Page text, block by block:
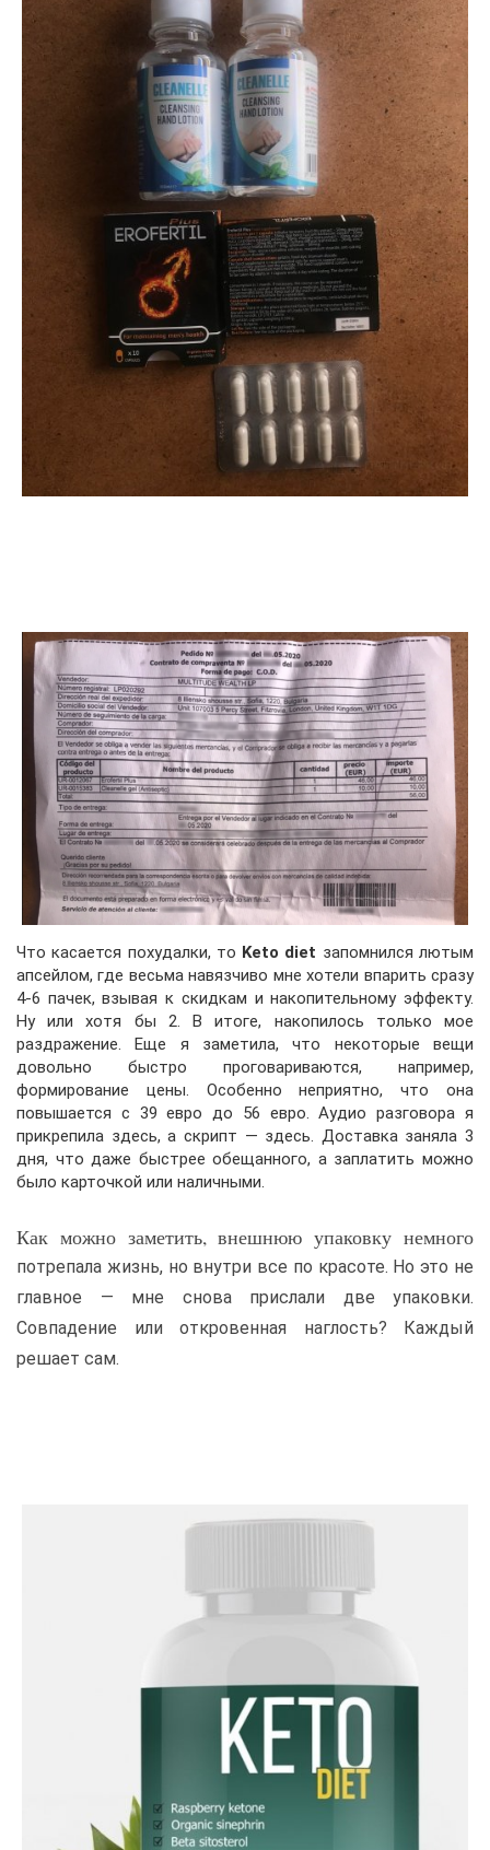
Что касается похудалки, то Keto diet запомнился лютым
апсейлом, где весьма навязчиво мне хотели впарить сразу
4-6 пачек, взывая к скидкам и накопительному эффекту.
Ну или хотя бы 2. В итоге, накопилось только мое
раздражение. Еще я заметила, что некоторые вещи
довольно быстро проговариваются, например,
формирование цены. Особенно неприятно, что она
повышается с 39 евро до 56 евро. Аудио разговора я
прикрепила здесь, а скрипт — здесь. Доставка заняла 3
дня, что даже быстрее обещанного, а заплатить можно
было карточкой или наличными.
Как можно заметить, внешнюю упаковку немного
потрепала жизнь, но внутри все по красоте. Но это не
главное — мне снова прислали две упаковки.
Совпадение или откровенная наглость? Каждый
решает сам.